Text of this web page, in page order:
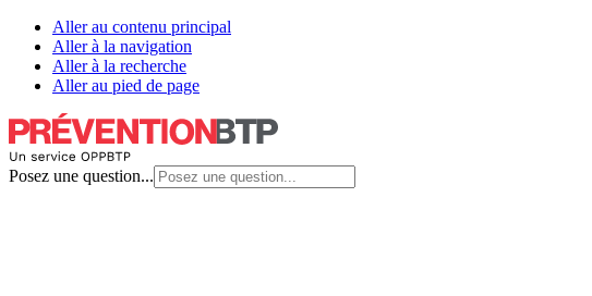
Aller au contenu principal
Aller à la navigation
Aller à la recherche
Aller au pied de page
Posez une question...